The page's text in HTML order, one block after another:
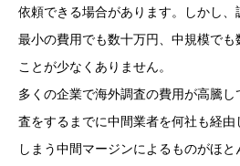
依頼できる場合があります。しかし、
最小の費用でも数十万円、中規模で
ことが少なくありません。
多くの企業で海外調査の費用が高騰
査をするまでに中間業者を何社も経
しまう中間マージンによるものがほ